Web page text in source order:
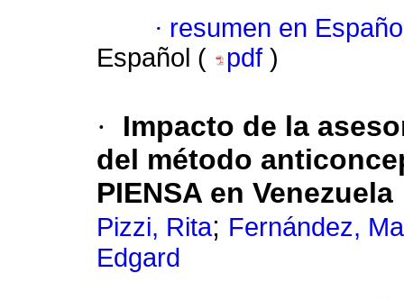
· resumen en
Español (
pdf )
·
Impacto de la
del método
PIENSA en Venezuela
Pizzi, Rita; Fernández,
Edgard